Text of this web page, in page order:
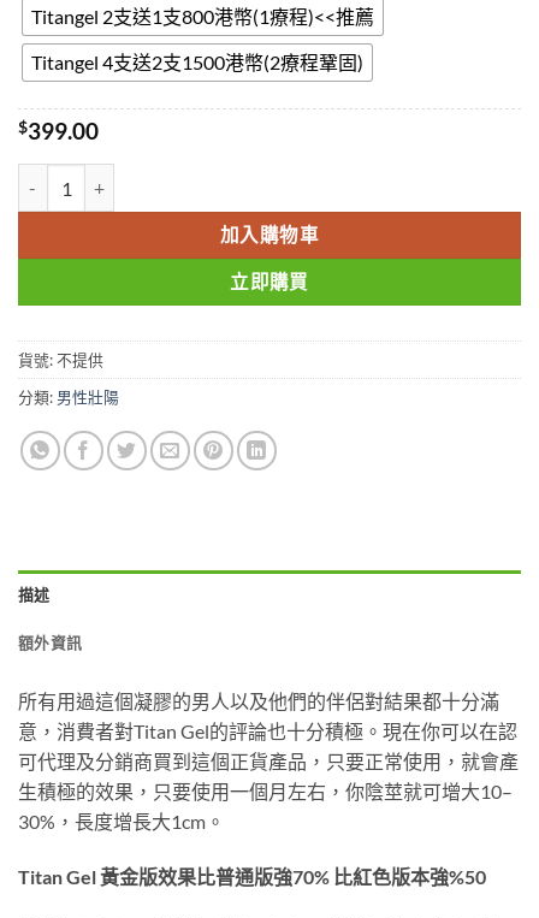
Titangel 2支送1支800港幣(1療程)<<推薦
Titangel 4支送2支1500港幣(2療程鞏固)
$399.00
加入購物車
立即購買
貨號:不提供
分類: 男性壯陽
描述
額外資訊
所有用過這個凝膠的男人以及他們的伴侶對結果都十分滿
意，消費者對Titan Gel的評論也十分積極。現在你可以在認
可代理及分銷商買到這個正貨產品，只要正常使用，就會產
生積極的效果，只要使用一個月左右，你陰莖就可增大10–
30%，長度增長大1cm。
Titan Gel 黃金版效果比普通版強70% 比紅色版本強%50